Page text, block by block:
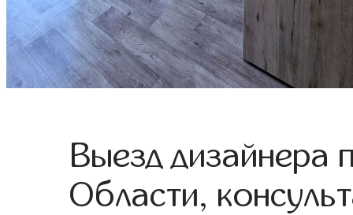
Выезд дизайнера
Области,